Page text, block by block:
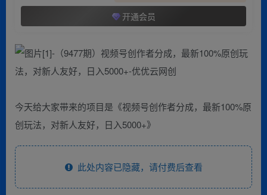
开通会员
今天给大家带来的项目是《视频号创作者分成，最新100%原
创玩法，对新人友好，日入5000+》
此处内容已隐藏，请付费后查看